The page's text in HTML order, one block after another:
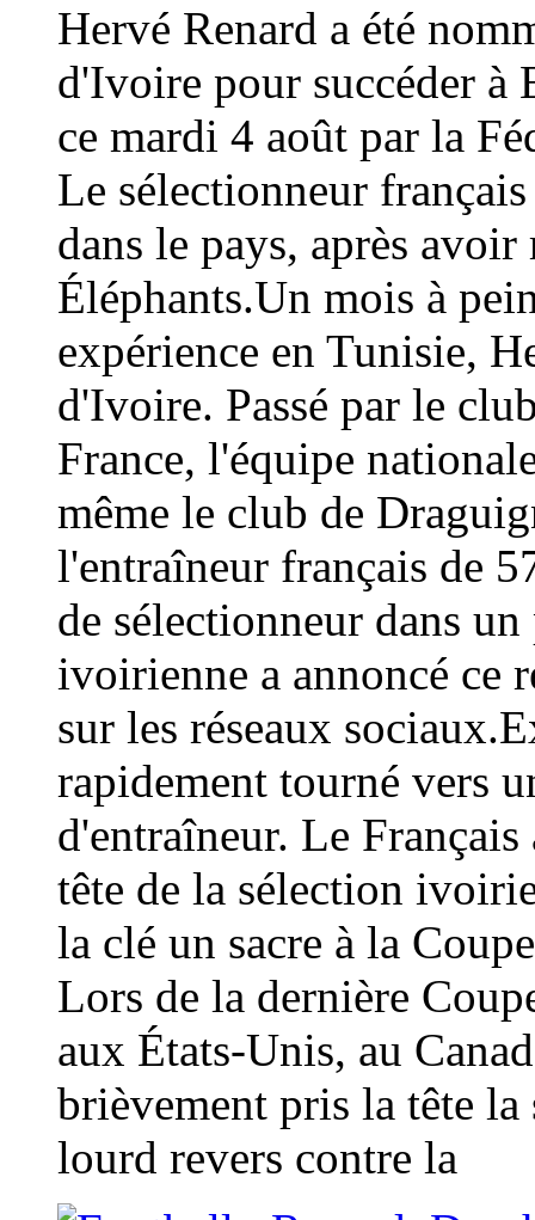
Hervé Renard a été
d'Ivoire pour succéder à
ce mardi 4 août par la
Le sélectionneur
dans le pays, après
Éléphants.Un mois à
expérience en Tunisie,
d'Ivoire. Passé par le
France, l'équipe
même le club de
l'entraîneur français de
de sélectionneur dans
ivoirienne a annoncé ce
sur les réseaux
rapidement tourné vers
d'entraîneur. Le
tête de la sélection
la clé un sacre à la
Lors de la dernière
aux États-Unis, au
brièvement pris la tête
lourd revers contre la